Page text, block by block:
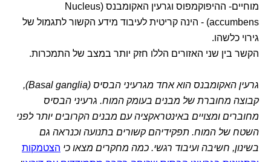
מוחיים- ההיפוקמפוס וגרעין האקומבנס (Nucleus
accumbens) - הינה קריטית לעיבוד מידע הקשור לתגמול של
גירוי כלשהו.
הקשר בין שני האזורים הללו חזק יותר במצב של התמכרות.
גרעין האקומבנס הוא אחד מגרעיני הבסיס (Basal ganglia),
קבוצה מחוברת של מבנים בעומק המוח. גרעיני הבסיס
מחוברים ומצויים באינטראקציה עם מבנים הקרובים יותר לפני
השטח של המוח. תפקידיהם קשורים בתנועה וכנראה גם
בשינון, חשיבה ועיבוד רגשי. כמה מחקרים מצאו כי הצטמקות